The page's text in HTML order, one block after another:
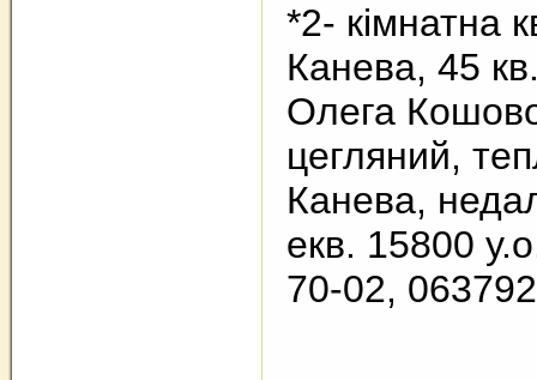
*2- кімнатна
Канева, 45
Олега
цегляний,
Канева,
екв. 15800
70-02,